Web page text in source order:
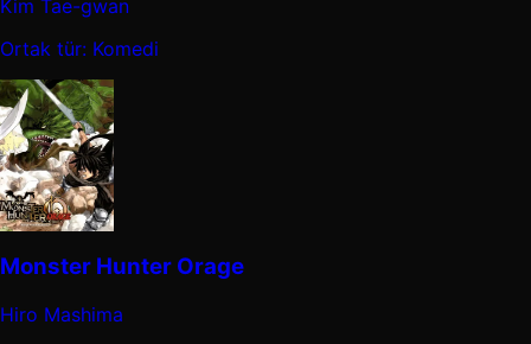
Kim Tae-gwan
Ortak tür: Komedi
Monster Hunter Orage
Hiro Mashima